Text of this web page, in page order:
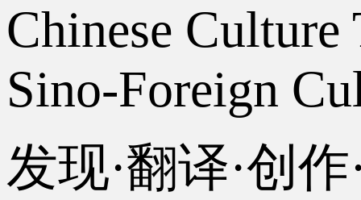
Chinese
Sino-Foreign
发现·翻译·创